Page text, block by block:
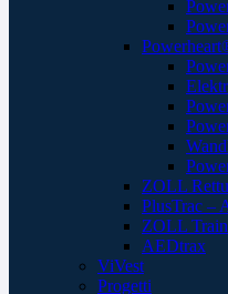
ZOLL
PlusTrac –
ZOLL
AEDtrax
ViVest
Progetti